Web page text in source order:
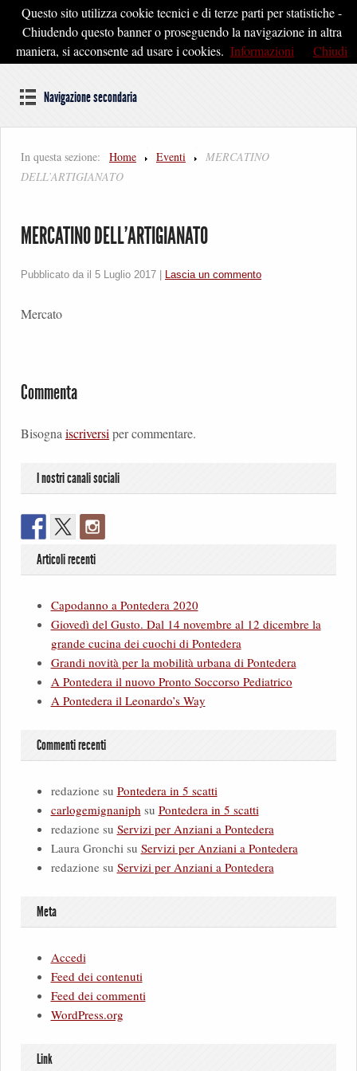
Pontedera2020
Dal cuore della Toscana un'idea di Futuro
Navigazione secondaria
In questa sezione: Home Eventi
MERCATINO
DELL’ARTIGIANATO
MERCATINO DELL’ARTIGIANATO
Pubblicato da il 5 Luglio 2017 Lascia un commento
Mercato
Commenta
Bisognaiscriversiper commentare.
I nostri canali sociali
Articoli recenti
Capodanno a Pontedera 2020
Giovedì del Gusto. Dal 14 novembre al 12 dicembre la
grande cucina dei cuochi di Pontedera
Grandi novità per la mobilità urbana di Pontedera
A Pontedera il nuovo Pronto Soccorso Pediatrico
A Pontedera il Leonardo’s Way
Commenti recenti
redazionesu Pontedera in 5 scatti
carlogemignaniph su Pontedera in 5 scatti
redazionesu Servizi per Anziani a Pontedera
Laura Gronchisu Servizi per Anziani a Pontedera
redazionesu Servizi per Anziani a Pontedera
Meta
Accedi
Feed dei contenuti
Feed dei commenti
WordPress.org
Link
Questo sito utilizza cookie tecnici e di terze parti per statistiche -
Chiudendo questo banner o proseguendo la navigazione in altra
maniera, si acconsente ad usare i cookies. Informazioni Chiudi